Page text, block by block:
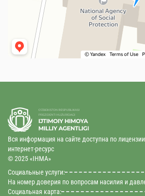
Вся информация на сайте доступна по
интернет-ресурс
© 2025 «IHMA»
Социальные услуги:
На номер доверия по вопросам насилия и
Социальная карта: